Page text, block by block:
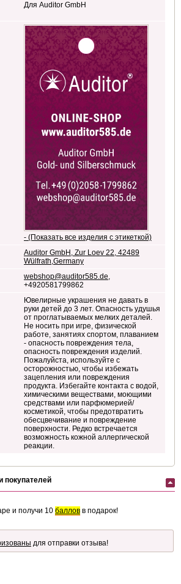
Для Auditor GmbH
- (Показать все изделия с этикеткой)
Auditor GmbH, Zur Loev 22, 42489
Wülfrath,Germany
webshop@auditor585.de,
+4920581799862
Ювелирные украшения не давать в
руки детей до 3 лет. Опасность удушья
от проглатываемых мелких деталей.
Не носить при игре, физической
работе, занятиях спортом, плаванием
- опасность повреждения тела,
опасность повреждения изделий.
Пожалуйста, используйте с
осторожностью, чтобы избежать
зацепления или повреждения
продукта. Избегайте контакта с водой,
химическими веществами, моющими
средствами или парфюмерией/
косметикой, чтобы предотвратить
обесцвечивание и повреждение
поверхности. Редко встречается
возможность кожной аллергической
реакции.
покупателей
и получи 10 баллов в подарок!
для отправки отзыва!